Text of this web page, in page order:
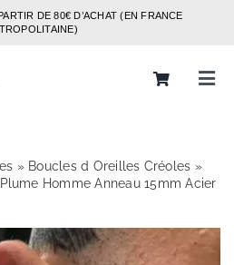
DE 80€ D’ACHAT (EN FRANCE
» Boucles d Oreilles Créoles »
Homme Anneau 15mm Acier